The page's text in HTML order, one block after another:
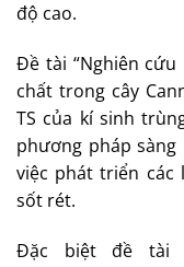
độ cao.
Đề tài “Nghiên
chất trong cây
TS của kí sinh
phương pháp
việc phát triển
sốt rét.
Đặc biệt đề tài